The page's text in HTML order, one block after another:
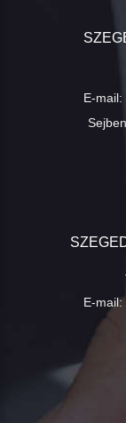
E-mail:
E-mail: